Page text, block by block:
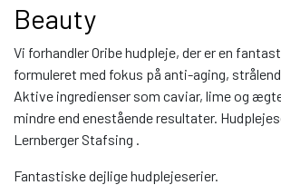
Beauty
Vi forhandler Oribe hudpleje, der er en
formuleret med fokus på anti-aging,
Aktive ingredienser som caviar, lime og
mindre end enestående resultater.
Lernberger Stafsing .
Fantastiske dejlige hudplejeserier.